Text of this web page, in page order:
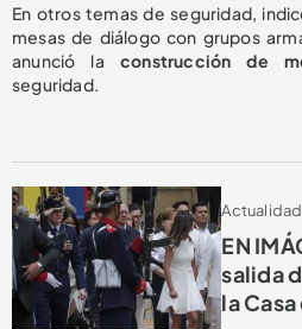
En otros temas de seguridad,
mesas de diálogo con grupos
anunció la construcción de
seguridad.
Actualidad
EN
salida
la